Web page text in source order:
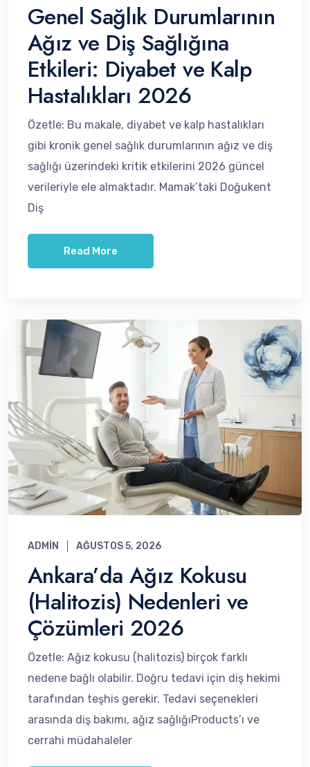
Genel Sağlık Durumlarının
Ağız ve Diş Sağlığına
Etkileri: Diyabet ve Kalp
Hastalıkları 2026
Özetle: Bu makale, diyabet ve kalp hastalıkları
gibi kronik genel sağlık durumlarının ağız ve diş
sağlığı üzerindeki kritik etkilerini 2026 güncel
verileriyle ele almaktadır. Mamak’taki Doğukent
Diş
Read More
ADMIN AĞUSTOS 5, 2026
Ankara’da Ağız Kokusu
(Halitozis) Nedenleri ve
Çözümleri 2026
Özetle: Ağız kokusu (halitozis) birçok farklı
nedene bağlı olabilir. Doğru tedavi için diş hekimi
tarafından teşhis gerekir. Tedavi seçenekleri
arasında diş bakımı, ağız sağlığıProducts’ı ve
cerrahi müdahaleler